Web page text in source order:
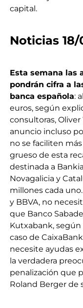
capital.
Noticias 18/
Esta semana las
pondrán cifra a
banca española:
euros, según
consultoras,
anuncio incluso
no se faciliten
grueso de esta
destinada a
Novagalicia y
millones cada
y BBVA, no
que Banco
Kutxabank,
caso de
necesite ayudas
la verdadera
penalización que
Roland Berger de